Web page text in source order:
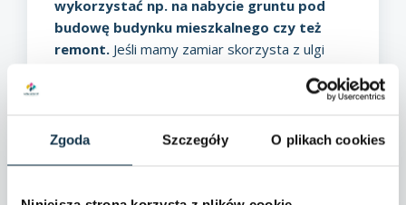
Zgoda Szczegóły O plikach cookies
wykorzystać np. na nabycie gruntu pod
budowę budynku mieszkalnego czy też
remont. Jeśli mamy zamiar skorzysta z ulgi
urząd skarbowy. Aby wydać środki mamy na to
podatkowe). Chcąc w pełni uniknąć zapłacenia
jesteśmy zobligowani zapłacić 19%